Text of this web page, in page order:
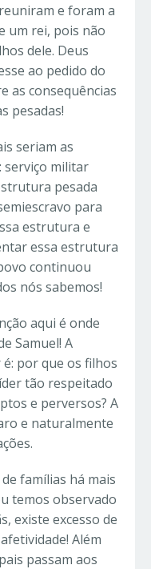
e foram a
um rei, pois não
dele. Deus
ao pedido do
as consequências
pesadas!
seriam as
serviço militar
pesada
para
estrutura e
essa estrutura
continuou
nós sabemos!
aqui é onde
Samuel! A
por que os filhos
tão respeitado
e perversos? A
e naturalmente
famílias há mais
temos observado
existe excesso de
Além
passam aos